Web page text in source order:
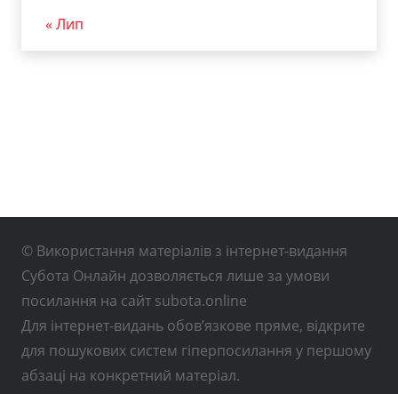
« Лип
© Використання матеріалів з інтернет-видання
Субота Онлайн дозволяється лише за умови
посилання на сайт subota.online
Для інтернет-видань обов’язкове пряме, відкрите
для пошукових систем гіперпосилання у першому
абзаці на конкретний матеріал.